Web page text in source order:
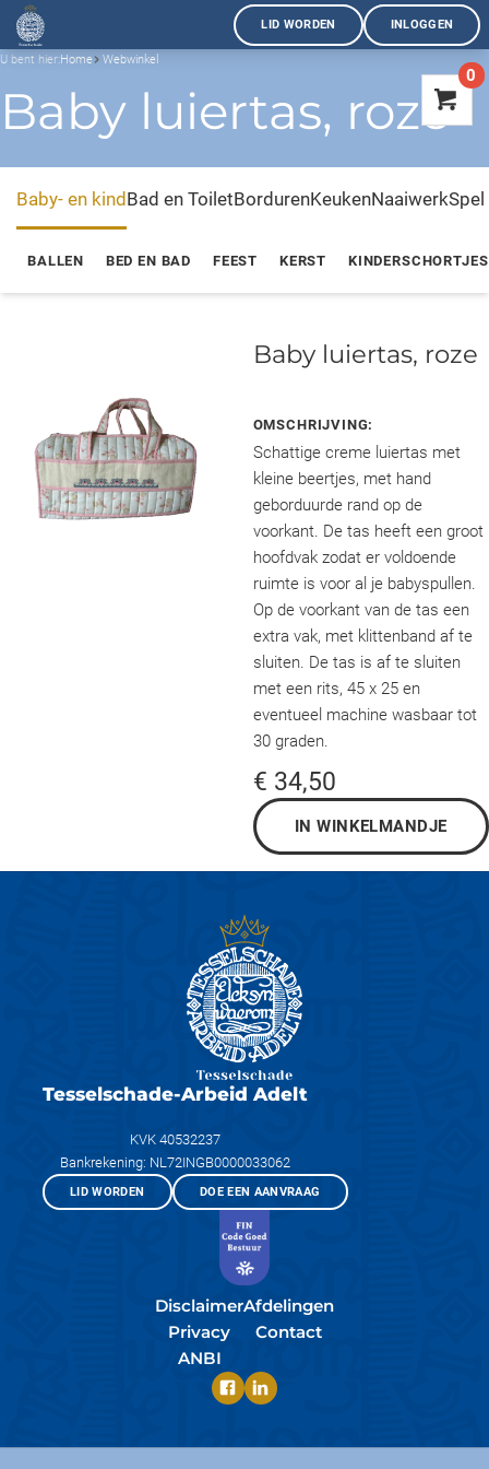
LID WORDEN INLOGGEN
U bent hier:Home Webwinkel
Baby luiertas, roze
0
Baby- en kindBad en ToiletBordurenKeukenNaaiwerk
BALLEN BED EN BAD FEEST KERST KINDERSCHORTJES
Baby luiertas, roze
OMSCHRIJVING:
Schattige creme luiertas met
kleine beertjes, met hand
geborduurde rand op de
voorkant. De tas heeft een groot
hoofdvak zodat er voldoende
ruimte is voor al je babyspullen.
Op de voorkant van de tas een
extra vak, met klittenband af te
sluiten. De tas is af te sluiten
met een rits, 45 x 25 en
eventueel machine wasbaar tot
30 graden.
€ 34,50
Tesselschade-Arbeid Adelt
KVK 40532237
Bankrekening: NL72INGB0000033062
LID WORDEN DOE EEN AANVRAAG
Disclaimer
Privacy
ANBI
Afdelingen
Contact